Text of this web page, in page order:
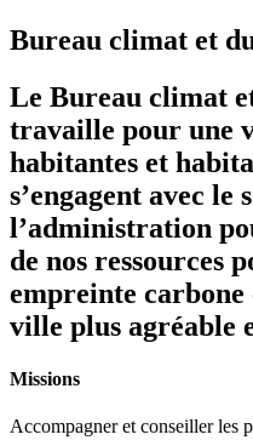
Bureau climat et
Le Bureau climat
travaille pour une
habitantes et
s’engagent avec le
l’administration
de nos ressources
empreinte
ville plus agréable
Missions
Accompagner et conseiller les